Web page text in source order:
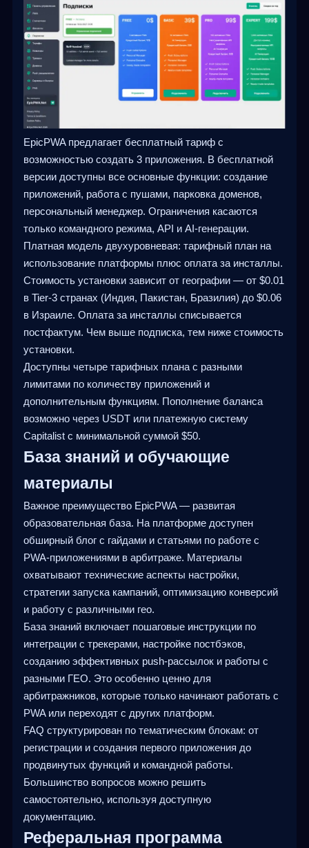
EpicPWA предлагает бесплатный тариф с
возможностью создать 3 приложения. В бесплатной
версии доступны все основные функции: создание
приложений, работа с пушами, парковка доменов,
персональный менеджер. Ограничения касаются
только командного режима, API и AI-генерации.
Платная модель двухуровневая: тарифный план на
использование платформы плюс оплата за инсталлы.
Стоимость установки зависит от географии — от $0.01
в Tier-3 странах (Индия, Пакистан, Бразилия) до $0.06
в Израиле. Оплата за инсталлы списывается
постфактум. Чем выше подписка, тем ниже стоимость
установки.
Доступны четыре тарифных плана с разными
лимитами по количеству приложений и
дополнительным функциям. Пополнение баланса
возможно через USDT или платежную систему
Capitalist с минимальной суммой $50.
База знаний и обучающие
материалы
Важное преимущество EpicPWA — развитая
образовательная база. На платформе доступен
обширный блог с гайдами и статьями по работе с
PWA-приложениями в арбитраже. Материалы
охватывают технические аспекты настройки,
стратегии запуска кампаний, оптимизацию конверсий
и работу с различными гео.
База знаний включает пошаговые инструкции по
интеграции с трекерами, настройке постбэков,
созданию эффективных push-рассылок и работы с
разными ГЕО. Это особенно ценно для
арбитражников, которые только начинают работать с
PWA или переходят с других платформ.
FAQ структурирован по тематическим блокам: от
регистрации и создания первого приложения до
продвинутых функций и командной работы.
Большинство вопросов можно решить
самостоятельно, используя доступную
документацию.
Реферальная программа